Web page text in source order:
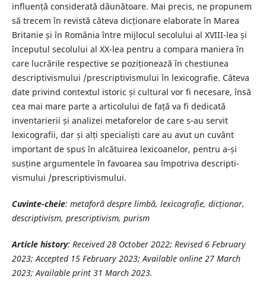
influență considerată dăunătoare. Mai precis, ne propunem
să trecem în revistă câteva dicționare elaborate în Marea
Britanie și în România între mijlocul secolului al XVIII-lea și
începutul secolului al XX-lea pentru a compara maniera în
care lucrările respective se poziționează în chestiunea
descriptivismului /prescriptivismului în lexicografie. Câteva
date privind contextul istoric și cultural vor fi necesare, însă
cea mai mare parte a articolului de față va fi dedicată
inventarierii și analizei metaforelor de care s‑au servit
lexicografii, dar și alți specialiști care au avut un cuvânt
important de spus în alcătuirea lexicoanelor, pentru a‑și
susține argumentele în favoarea sau împotriva descrip­ti­
vismului /prescriptivismului.
Cuvinte-cheie: metaforă despre limbă, lexicografie, dicționar,
descriptivism, prescriptivism, purism
Article history: Received 28 October 2022; Revised 6 February
2023; Accepted 15 February 2023; Available online 27 March
2023; Available print 31 March 2023.